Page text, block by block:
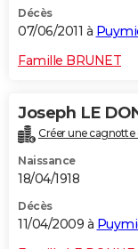
Décès
07/06/2011 à
Famille BRUNET
Joseph LE
Créer une cagnotte
Naissance
18/04/1918
Décès
11/04/2009 à